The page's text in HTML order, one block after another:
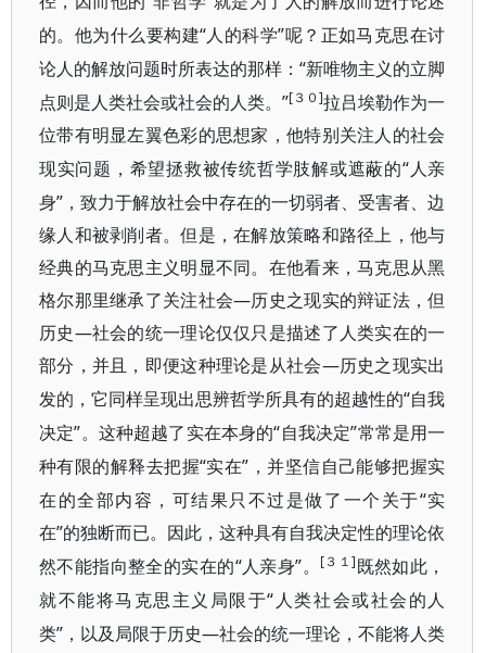
的。他为什么要构建“人的科学”呢？正如马克思在讨
论人的解放问题时所表达的那样：“新唯物主义的立脚
点则是人类社会或社会的人类。”[３０]拉吕埃勒作为一
位带有明显左翼色彩的思想家， 他特别关注人的社会
现实问题，希望拯救被传统哲学肢解或遮蔽的“人亲
身”，致力于解放社会中存在的一切弱者、受害者、边
缘人和被剥削者。但是，在解放策略和路径上，他与
经典的马克思主义明显不同。在他看来，马克思从黑
格尔那里继承了关注社会—历史之现实的辩证法，但
历史—社会的统一理论仅仅只是描述了人类实在的一
部分，并且，即便这种理论是从社会—历史之现实出
发的，它同样呈现出思辨哲学所具有的超越性的“自我
决定”。这种超越了实在本身的“自我决定”常常是用一
种有限的解释去把握“实在”，并坚信自己能够把握实
在的全部内容，可结果只不过是做了一个关于“实
在”的独断而已。因此，这种具有自我决定性的理论依
然不能指向整全的实在的“人亲身”。 [３１] 既然如此，
就不能将马克思主义局限于“人类社会或社会的人
类”，以及局限于历史—社会的统一理论，不能将人类